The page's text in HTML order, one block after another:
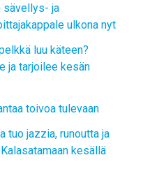
sävellys- ja
ulkona nyt
luu käteen?
ja tarjoilee kesän
toivoa tulevaan
tuo jazzia, runoutta ja
kesällä